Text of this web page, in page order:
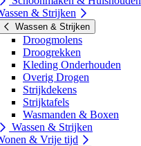
& Strijken
Wassen & Strijken
Droogmolens
Droogrekken
Kleding Onderhouden
Overig Drogen
Strijkdekens
Strijktafels
Wasmanden & Boxen
Wassen & Strijken
& Vrije tijd